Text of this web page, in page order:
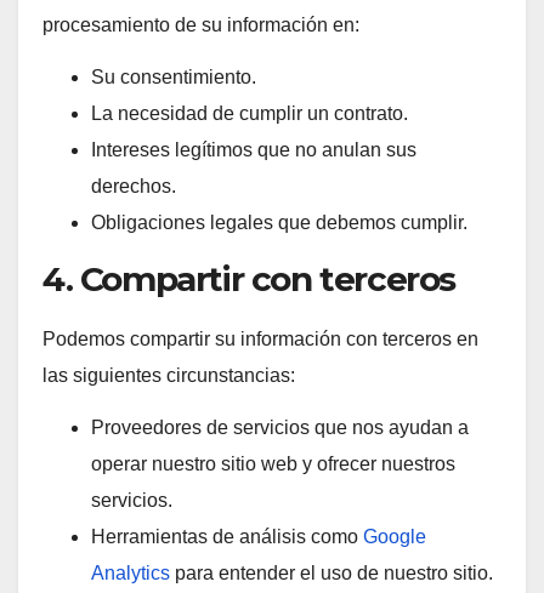
procesamiento de su información en:
Su consentimiento.
La necesidad de cumplir un contrato.
Intereses legítimos que no anulan sus
derechos.
Obligaciones legales que debemos cumplir.
4. Compartir con terceros
Podemos compartir su información con terceros en
las siguientes circunstancias:
Proveedores de servicios que nos ayudan a
operar nuestro sitio web y ofrecer nuestros
servicios.
Herramientas de análisis como Google
Analytics para entender el uso de nuestro sitio.